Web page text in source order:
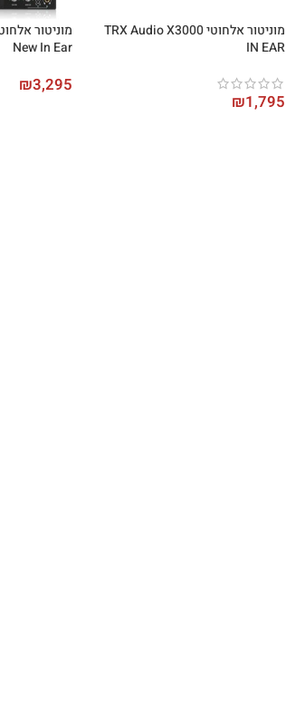
מוניטור אלחוטי TRX Audio X3000
IN EAR
₪1,795
New In Ear
₪3,295